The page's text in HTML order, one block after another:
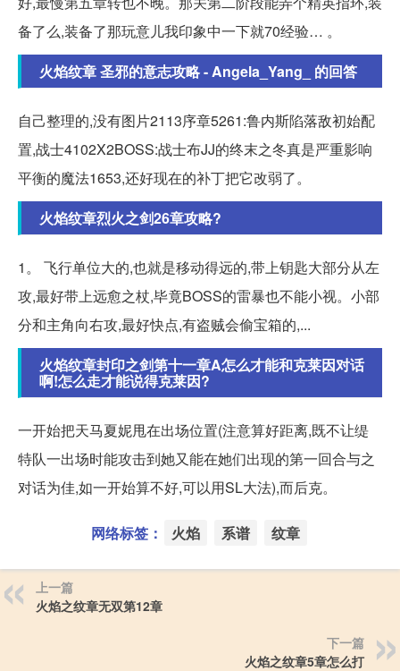
备了么,装备了那玩意儿我印象中一下就70经验… 。
火焰纹章 圣邪的意志攻略 - Angela_Yang_ 的回答
自己整理的,没有图片2113序章5261:鲁内斯陷落敌初始配
置,战士4102X2BOSS:战士布JJ的终末之冬真是严重影响
平衡的魔法1653,还好现在的补丁把它改弱了。
火焰纹章烈火之剑26章攻略?
1。 飞行单位大的,也就是移动得远的,带上钥匙大部分从左
攻,最好带上远愈之杖,毕竟BOSS的雷暴也不能小视。小部
分和主角向右攻,最好快点,有盗贼会偷宝箱的,...
火焰纹章封印之剑第十一章A怎么才能和克莱因对话
啊!怎么走才能说得克莱因?
一开始把天马夏妮甩在出场位置(注意算好距离,既不让缇
特队一出场时能攻击到她又能在她们出现的第一回合与之
对话为佳,如一开始算不好,可以用SL大法),而后克。
网络标签： 火焰 系谱 纹章
上一篇
火焰之纹章无双第12章
下一篇
火焰之纹章5章怎么打